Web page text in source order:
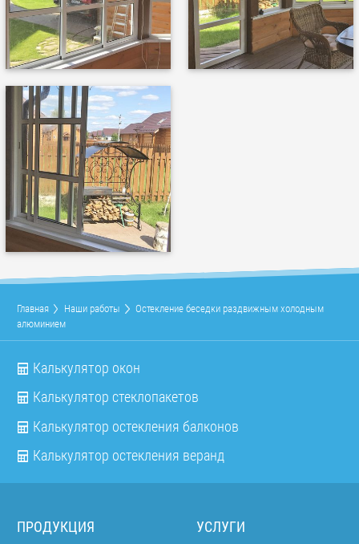
Главная Наши работы
Остекление беседки раздвижным холодным
алюминием
Калькулятор окон
Калькулятор стеклопакетов
Калькулятор остекления балконов
Калькулятор остекления веранд
ПРОДУКЦИЯ УСЛУГИ